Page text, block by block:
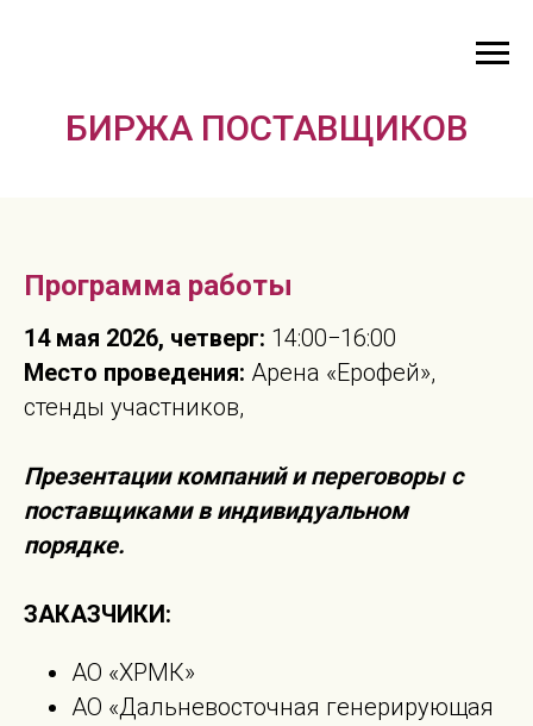
БИРЖА ПОСТАВЩИКОВ
Программа работы
14 мая 2026, четверг: 14:00−16:00
Место проведения: Арена «Ерофей»,
стенды участников,
Презентации компаний и переговоры с
поставщиками в индивидуальном
порядке.
ЗАКАЗЧИКИ:
АО «ХРМК»
АО «Дальневосточная генерирующая